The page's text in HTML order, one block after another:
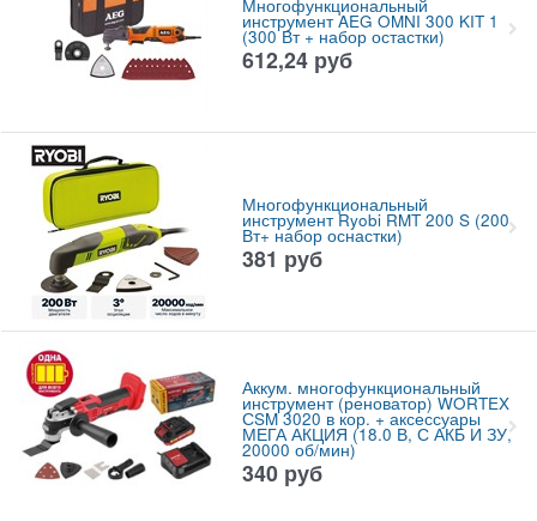
Многофункциональный
инструмент AEG OMNI 300 KIT 1
(300 Вт + набор остастки)
612,24 руб
Многофункциональный
инструмент Ryobi RMT 200 S (200
Вт+ набор оснастки)
381 руб
Аккум. многофункциональный
инструмент (реноватор) WORTEX
СSM 3020 в кор. + аксессуары
МЕГА АКЦИЯ (18.0 В, С АКБ И ЗУ,
20000 об/мин)
340 руб